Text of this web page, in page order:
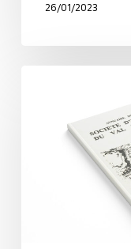
26/01/2023